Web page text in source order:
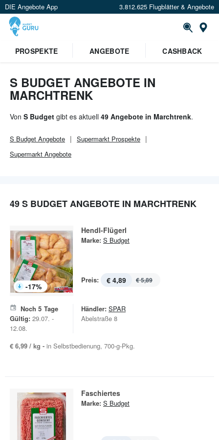
DIE Angebote App 3.812.625 Flugblätter & Angebote
Standort festlegen
PROSPEKTE ANGEBOTE CASHBACK
S BUDGET ANGEBOTE IN
MARCHTRENK
Von S Budget gibt es aktuell 49 Angebote in Marchtrenk.
S Budget Angebote Supermarkt Prospekte
Supermarkt Angebote
49 S BUDGET ANGEBOTE IN MARCHTRENK
-17%
Hendl-Flügerl
Marke: S Budget
Preis: € 4,89 € 5,89
Noch 5 Tage
Gültig: 29.07. -
12.08.
Händler: SPAR
Abelstraße 8
€ 6,99 / kg - in Selbstbedienung, 700-g-Pkg.
Faschiertes
Marke: S Budget